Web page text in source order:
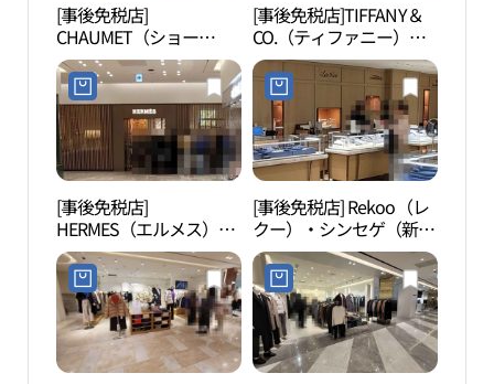
[事後免税店]
CHAUMET（ショー
メ）・シンセゲ（新世
界）百貨店カンナム（江
南）店(쇼메 신세계백화
점 강남점)
[事後免税店]TIFFANY＆
CO.（ティファニー）・
新世界百貨店カンナム
（江南）店(티파니앤코
신세계백화점 강남점)
[事後免税店]
HERMES（エルメス）・
シンセゲ（新世界）百貨
店カンナム（江南）店
(에르메스 신세계백화점
강남점)
[事後免税店] Rekoo（レ
クー）・シンセゲ（新世
界）百貨店カンナム（江
南）店(레쿠 신세계백화
점 강남점)